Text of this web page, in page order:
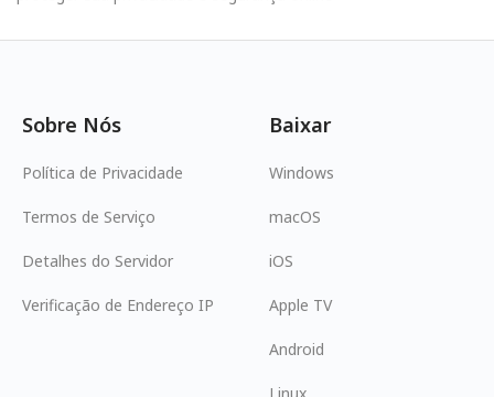
Sobre Nós
Política de Privacidade
Termos de Serviço
Detalhes do Servidor
Verificação de Endereço IP
Baixar
Windows
macOS
iOS
Apple TV
Android